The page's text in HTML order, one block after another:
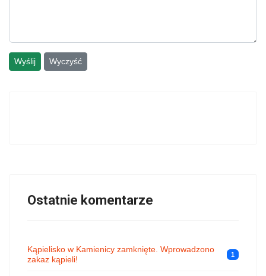
Wyślij Wyczyść
Ostatnie komentarze
Kąpielisko w Kamienicy zamknięte. Wprowadzono
zakaz kąpieli!
1